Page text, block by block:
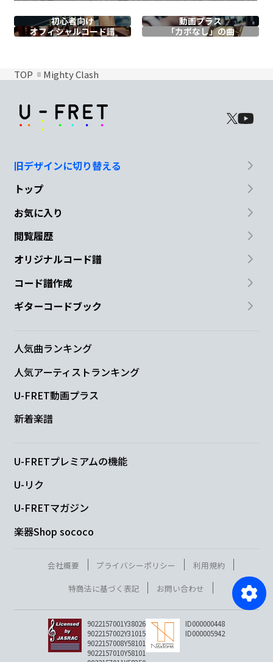
初心者向け
動画プラス
オフィシャルコード譜 「カポなし」の曲
TOP Mighty Clash
旧デザインに切り替える
トップ
お気に入り
閲覧履歴
オリジナルコード譜
コード譜作成
ギターコードブック
人気曲ランキング
人気アーティストランキング
U-FRET動画プラス
新着楽譜
U-FRETプレミアムの機能
U-リク
U-FRETマガジン
楽器Shop sococo
会社概要 プライバシーポリシー
利用規約
特商法に基づく表記
お問い合わせ
9022157001Y38026
9022157002Y31015
9022157008Y58101
9022157010Y58101
ID000000448
ID000005942